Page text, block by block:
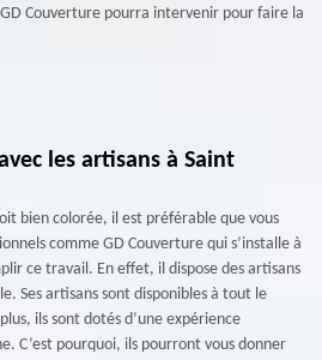
Couverture pourra intervenir pour faire la
les artisans à Saint
bien colorée, il est préférable que vous
comme GD Couverture qui s’installe à
ce travail. En effet, il dispose des artisans
Ses artisans sont disponibles à tout le
ils sont dotés d’une expérience
C’est pourquoi, ils pourront vous donner